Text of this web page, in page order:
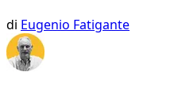
di Eugenio Fatigante